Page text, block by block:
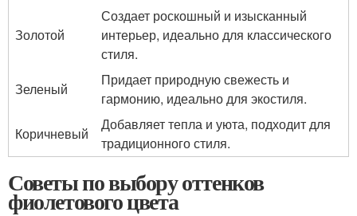
Золотой
Создает роскошный и изысканный
интерьер, идеально для классического
стиля.
Зеленый
Придает природную свежесть и
гармонию, идеально для экостиля.
Коричневый
Добавляет тепла и уюта, подходит для
традиционного стиля.
Советы по выбору оттенков
фиолетового цвета